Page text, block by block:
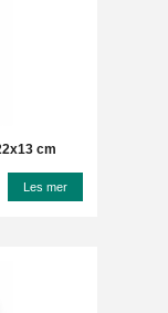
cm
Les mer